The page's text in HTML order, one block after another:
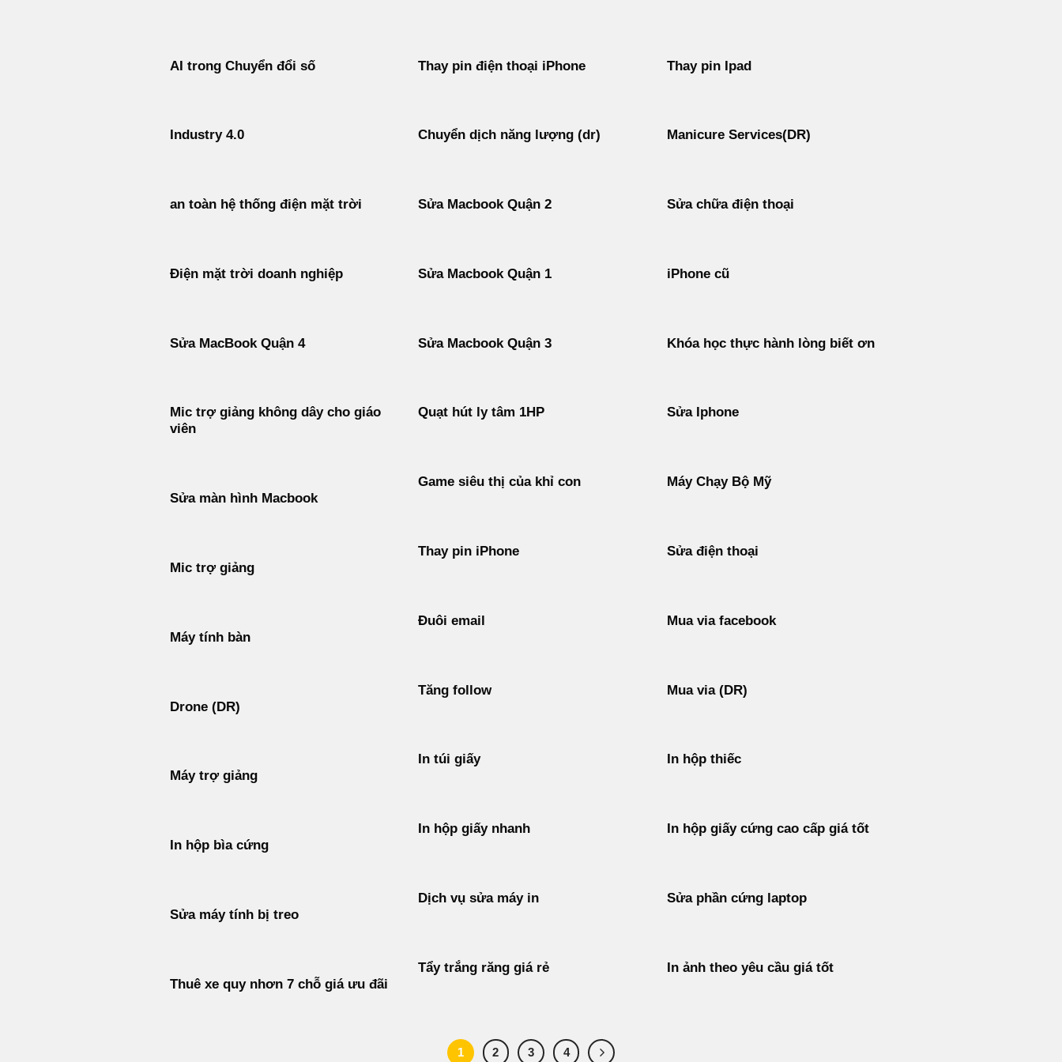
AI trong Chuyển đổi số Thay pin điện thoại iPhone Thay pin Ipad
Industry 4.0 Chuyển dịch năng lượng (dr) Manicure Services(DR)
an toàn hệ thống điện mặt trời Sửa Macbook Quận 2 Sửa chữa điện thoại
Điện mặt trời doanh nghiệp Sửa Macbook Quận 1 iPhone cũ
Sửa MacBook Quận 4 Sửa Macbook Quận 3 Khóa học thực hành lòng biết ơn
Mic trợ giảng không dây cho giáo
viên
Quạt hút ly tâm 1HP Sửa Iphone
Game siêu thị của khỉ con
Máy Chạy Bộ Mỹ
Sửa màn hình Macbook
Thay pin iPhone
Sửa điện thoại
Mic trợ giảng
Đuôi email
Mua via facebook
Máy tính bàn
Tăng follow
Mua via (DR)
Drone (DR)
In túi giấy
In hộp thiếc
Máy trợ giảng
In hộp giấy nhanh
In hộp giấy cứng cao cấp giá tốt
In hộp bìa cứng
Dịch vụ sửa máy in
Sửa phần cứng laptop
Sửa máy tính bị treo
Tẩy trắng răng giá rẻ
In ảnh theo yêu cầu giá tốt
Thuê xe quy nhơn 7 chỗ giá ưu đãi
1 2 3 4